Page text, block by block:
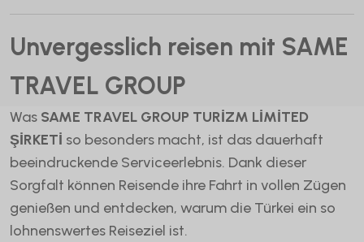
Unvergesslich reisen mit SAME
TRAVEL GROUP
Was SAME TRAVEL GROUP TURİZM LİMİTED
ŞİRKETİ so besonders macht, ist das dauerhaft
beeindruckende Serviceerlebnis. Dank dieser
Sorgfalt können Reisende ihre Fahrt in vollen Zügen
genießen und entdecken, warum die Türkei ein so
lohnenswertes Reiseziel ist.